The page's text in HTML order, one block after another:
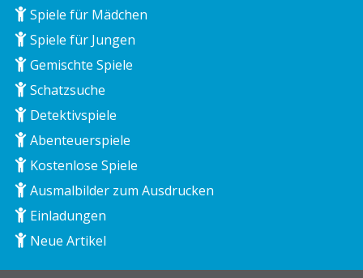
Spiele für Mädchen
Spiele für Jungen
Gemischte Spiele
Schatzsuche
Detektivspiele
Abenteuerspiele
Kostenlose Spiele
Ausmalbilder zum Ausdrucken
Einladungen
Neue Artikel